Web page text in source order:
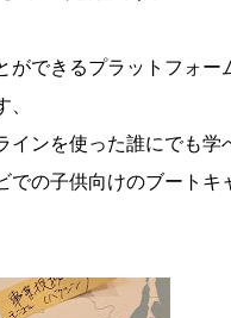
ができるプラットフォー
インを使った誰にでも学
での子供向けのブートキ